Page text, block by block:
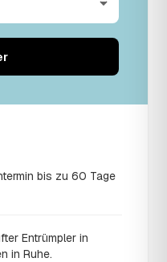
bis zu 60 Tage
Entrümpler in
in Ruhe.